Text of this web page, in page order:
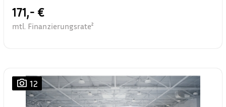
171,- €
mtl. Finanzierungsrate²
12